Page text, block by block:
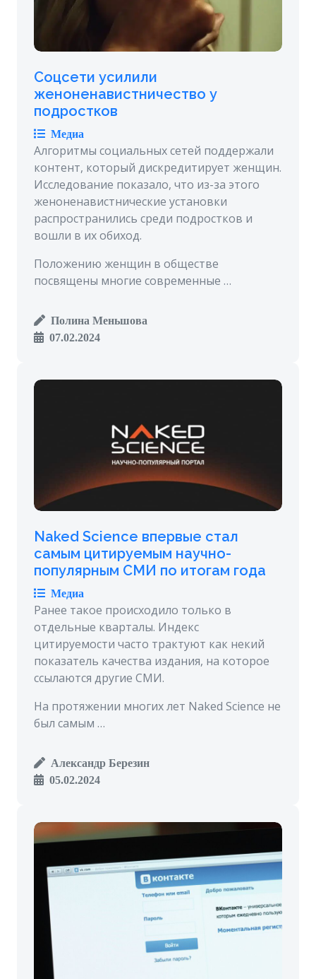
Соцсети усилили
женоненавистничество у
подростков
Медиа
Алгоритмы социальных сетей поддержали
контент, который дискредитирует женщин.
Исследование показало, что из-за этого
женоненавистнические установки
распространились среди подростков и
вошли в их обиход.
Положению женщин в обществе
посвящены многие современные …
Полина Меньшова
07.02.2024
Naked Science впервые стал
самым цитируемым научно-
популярным СМИ по итогам года
Медиа
Ранее такое происходило только в
отдельные кварталы. Индекс
цитируемости часто трактуют как некий
показатель качества издания, на которое
ссылаются другие СМИ.
На протяжении многих лет Naked Science не
был самым …
Александр Березин
05.02.2024